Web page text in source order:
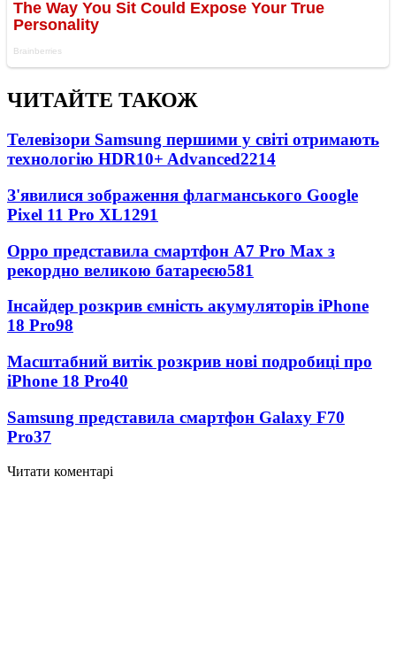
ЧИТАЙТЕ ТАКОЖ
Телевізори Samsung першими у світі отримають
технологію HDR10+ Advanced2214
З'явилися зображення флагманського Google
Pixel 11 Pro XL1291
Oppo представила смартфон A7 Pro Max з
рекордно великою батареєю581
Інсайдер розкрив ємність акумуляторів iPhone
18 Pro98
Масштабний витік розкрив нові подробиці про
iPhone 18 Pro40
Samsung представила смартфон Galaxy F70
Pro37
Читати коментарі